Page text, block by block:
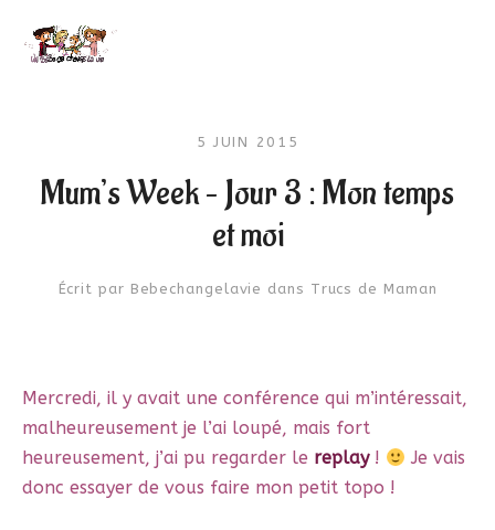
5 JUIN 2015
Mum’s Week – Jour 3 : Mon temps
et moi
Écrit par Bebechangelavie dans Trucs de Maman
Mercredi, il y avait une conférence qui m’intéressait,
malheureusement je l’ai loupé, mais fort
heureusement, j’ai pu regarder le replay !
Je vais
donc essayer de vous faire mon petit topo !